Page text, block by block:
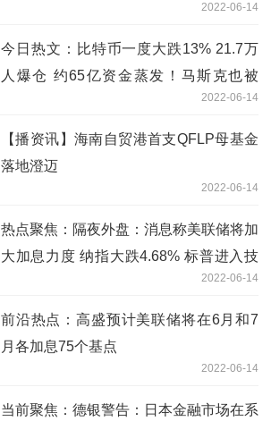
2022-06-14
今日热文：比特币一度大跌13% 21.7万
人爆仓 约65亿资金蒸发！马斯克也被
2022-06-14
【播资讯】海南自贸港首支QFLP母基金
落地澄迈
2022-06-14
热点聚焦：隔夜外盘：消息称美联储将加
大加息力度 纳指大跌4.68% 标普进入技
2022-06-14
前沿热点：高盛预计美联储将在6月和7
月各加息75个基点
2022-06-14
当前聚焦：德银警告：日本金融市场在系